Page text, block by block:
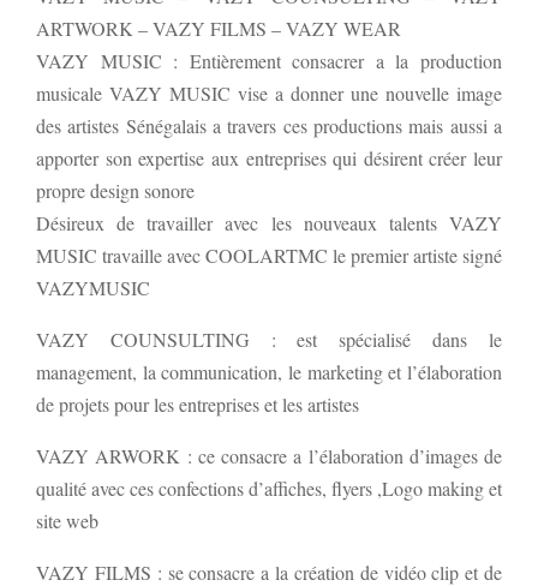
ARTWORK – VAZY FILMS – VAZY WEAR
VAZY MUSIC : Entièrement consacrer a la production
musicale VAZY MUSIC vise a donner une nouvelle image
des artistes Sénégalais a travers ces productions mais aussi a
apporter son expertise aux entreprises qui désirent créer leur
propre design sonore
Désireux de travailler avec les nouveaux talents VAZY
MUSIC travaille avec COOLARTMC le premier artiste signé
VAZYMUSIC
VAZY COUNSULTING : est spécialisé dans le
management, la communication, le marketing et l’élaboration
de projets pour les entreprises et les artistes
VAZY ARWORK : ce consacre a l’élaboration d’images de
qualité avec ces confections d’affiches, flyers ,Logo making et
site web
VAZY FILMS : se consacre a la création de vidéo clip et de